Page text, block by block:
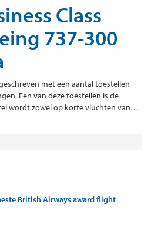
Class
737-300
met een aantal toestellen
Een van deze toestellen is de
wordt zowel op korte vluchten van…
British Airways award flight